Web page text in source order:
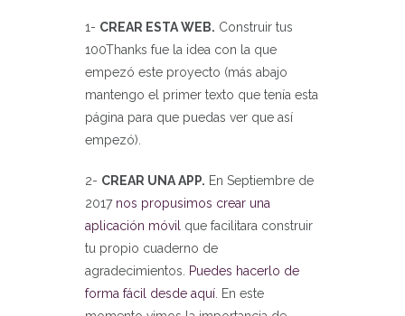
1- CREAR ESTA WEB. Construir tus
100Thanks fue la idea con la que
empezó este proyecto (más abajo
mantengo el primer texto que tenía esta
página para que puedas ver que así
empezó).
2- CREAR UNA APP. En Septiembre de
2017 nos propusimos crear una
aplicación móvil
que facilitara construir
tu propio cuaderno de
agradecimientos.
Puedes hacerlo de
forma fácil desde aquí . En este